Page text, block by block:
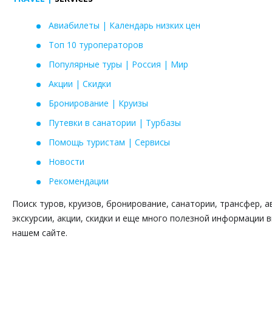
Авиабилеты | Календарь низких цен
Топ 10 туроператоров
Популярные туры | Россия | Мир
Акции | Скидки
Бронирование | Круизы
Путевки в санатории | Турбазы
Помощь туристам | Сервисы
Новости
Рекомендации
Поиск туров, круизов, бронирование, санатории, трансфер,
экскурсии, акции, скидки и еще много полезной информации
нашем сайте.